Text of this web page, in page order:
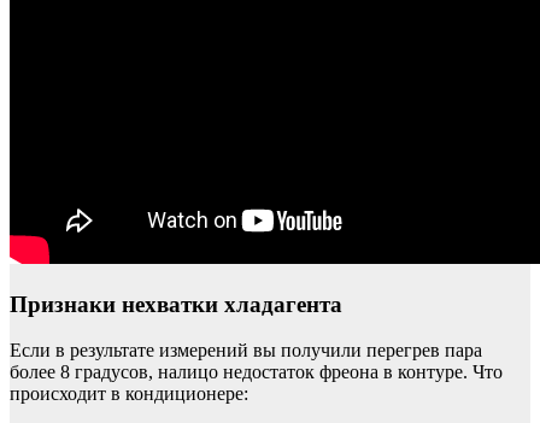
Признаки нехватки хладагента
Если в результате измерений вы получили перегрев пара
более 8 градусов, налицо недостаток фреона в контуре. Что
происходит в кондиционере: